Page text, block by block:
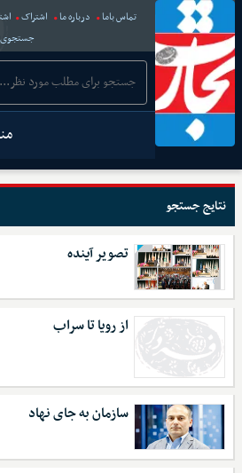
تماس باما درباره ما اشتراک
جستجوی
نتایج جستجو
تصویر آینده
از رویا تا سراب
سازمان به جای نهاد